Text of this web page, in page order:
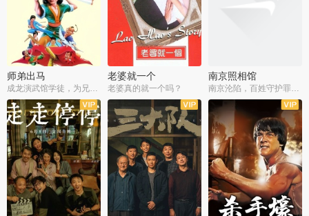
师弟出马
成龙演武馆学徒，为兄搏命战黑道
老婆就一个
老婆真的就一个吗？
南京照相馆
南京沦陷，百姓守护罪证底片